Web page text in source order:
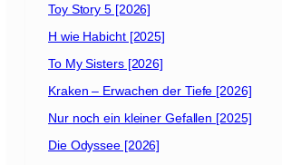
Toy Story 5 [2026]
H wie Habicht [2025]
To My Sisters [2026]
Kraken – Erwachen der Tiefe [2026]
Nur noch ein kleiner Gefallen [2025]
Die Odyssee [2026]